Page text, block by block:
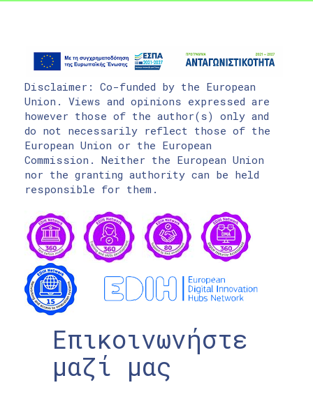
Disclaimer: Co-funded by the European
Union. Views and opinions expressed are
however those of the author(s) only and
do not necessarily reflect those of the
European Union or the European
Commission. Neither the European Union
nor the granting authority can be held
responsible for them.
Επικοινωνήστε
μαζί μας